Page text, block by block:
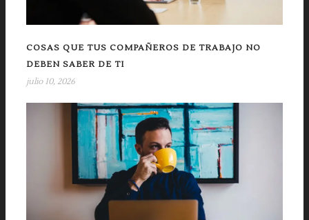
COSAS QUE TUS COMPAÑEROS DE TRABAJO NO
DEBEN SABER DE TI
julio 10, 2026